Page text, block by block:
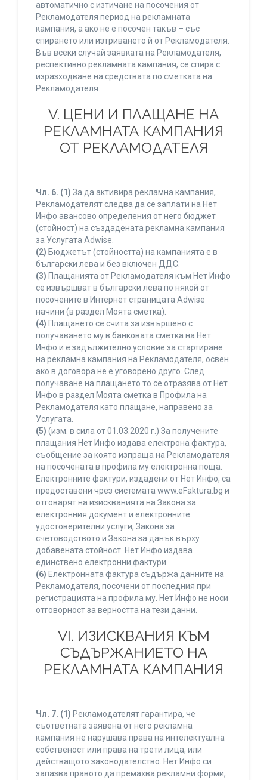
автоматично с изтичане на посочения от
Рекламодателя период на рекламната
кампания, а ако не е посочен такъв – със
спирането или изтриването й от Рекламодателя.
Във всеки случай заявката на Рекламодателя,
респективно рекламната кампания, се спира с
изразходване на средствата по сметката на
Рекламодателя.
V. ЦЕНИ И ПЛАЩАНЕ НА
РЕКЛАМНАТА КАМПАНИЯ
ОТ РЕКЛАМОДАТЕЛЯ
Чл. 6. (1) За да активира рекламна кампания,
Рекламодателят следва да се заплати на Нет
Инфо авансово определения от него бюджет
(стойност) на създадената рекламна кампания
за Услугата Adwise.
(2) Бюджетът (стойността) на кампанията е в
български лева и без включен ДДС.
(3) Плащанията от Рекламодателя към Нет Инфо
се извършват в български лева по някой от
посочените в Интернет страницата Adwise
начини (в раздел Моята сметка).
(4) Плащането се счита за извършено с
получаването му в банковата сметка на Нет
Инфо и е задължително условие за стартиране
на рекламна кампания на Рекламодателя, освен
ако в договора не е уговорено друго. След
получаване на плащането то се отразява от Нет
Инфо в раздел Моята сметка в Профила на
Рекламодателя като плащане, направено за
Услугата.
(5) (изм. в сила от 01.03.2020 г.) За получените
плащания Нет Инфо издава електрона фактура,
съобщение за която изпраща на Рекламодателя
на посочената в профила му електронна поща.
Електронните фактури, издадени от Нет Инфо, са
предоставени чрез системата www.eFaktura.bg и
отговарят на изискванията на Закона за
електронния документ и електронните
удостоверителни услуги, Закона за
счетоводството и Закона за данък върху
добавената стойност. Нет Инфо издава
единствено електронни фактури.
(6) Електронната фактура съдържа данните на
Рекламодателя, посочени от последния при
регистрацията на профила му. Нет Инфо не носи
отговорност за верността на тези данни.
VI. ИЗИСКВАНИЯ КЪМ
СЪДЪРЖАНИЕТО НА
РЕКЛАМНАТА КАМПАНИЯ
Чл. 7. (1) Рекламодателят гарантира, че
съответната заявена от него рекламна
кампания не нарушава права на интелектуална
собственост или права на трети лица, или
действащото законодателство. Нет Инфо си
запазва правото да премахва рекламни форми,